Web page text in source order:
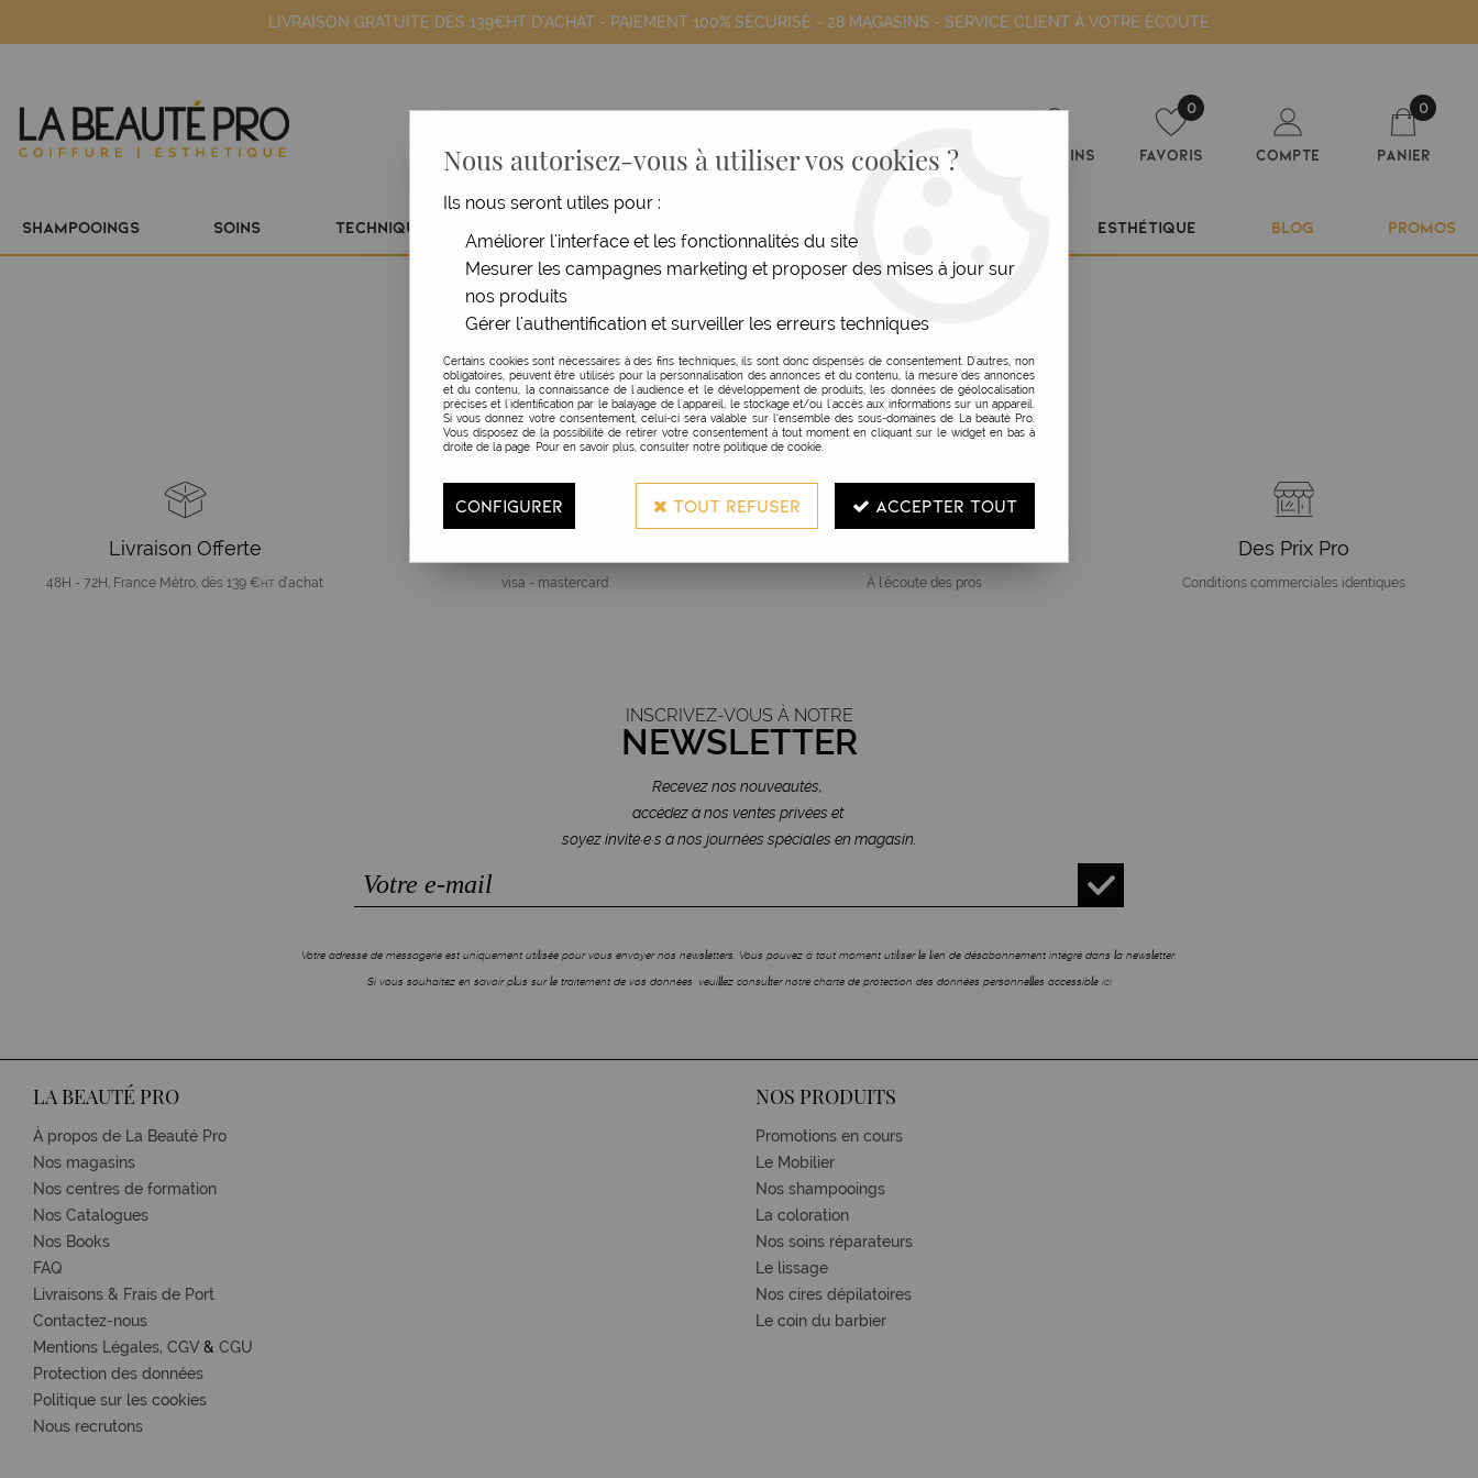
LIVRAISON GRATUITE DÈS 139€HT D'ACHAT - PAIEMENT 100% SÉCURISÉ - 28 MAGASINS - SERVICE CLIENT À VOTRE ÉCOUTE
Magasins
0
Favoris Compte
0
Panier
SHAMPOOINGS SOINS TECHNIQUE ESTHÉTIQUE BLOG PROMOS
Produits de la marque Takumi
Aucune correspondance trouvée
Livraison Offerte
48H - 72H, France Métro, dès 139 € HT d'achat visa - mastercard À l'écoute des pros
Des Prix Pro
Conditions commerciales identiques
INSCRIVEZ-VOUS À NOTRE
NEWSLETTER
Recevez nos nouveautés,
accédez à nos ventes privées et
soyez invité·e·s à nos journées spéciales en magasin.
Votre adresse de messagerie est uniquement utilisée pour vous envoyer nos newsletters. Vous pouvez à tout moment utiliser le lien de désabonnement intégré dans la newsletter.
Si vous souhaitez en savoir plus sur le traitement de vos données, veuillez consulter notre charte de protection des données personnelles accessibleici
LA BEAUTÉ PRO
À propos de La Beauté Pro
Nos magasins
Nos centres de formation
Nos Catalogues
Nos Books
FAQ
Livraisons & Frais de Port
Contactez-nous
Mentions Légales, CGV & CGU
Protection des données
Politique sur les cookies
Nous recrutons
NOS PRODUITS
Promotions en cours
Le Mobilier
Nos shampooings
La coloration
Nos soins réparateurs
Le lissage
Nos cires dépilatoires
Le coin du barbier
Nous autorisez-vous à utiliser vos cookies ?
Ils nous seront utiles pour :
Améliorer l'interface et les fonctionnalités du site
Mesurer les campagnes marketing et proposer des mises à jour sur
nos produits
Gérer l'authentification et surveiller les erreurs techniques
Certains cookies sont nécessaires à des fins techniques, ils sont donc dispensés de consentement. D'autres, non
obligatoires, peuvent être utilisés pour la personnalisation des annonces et du contenu, la mesure des annonces
et du contenu, la connaissance de l'audience et le développement de produits, les données de géolocalisation
précises et l'identification par le balayage de l'appareil, le stockage et/ou l'accès aux informations sur un appareil.
Si vous donnez votre consentement, celui-ci sera valable sur l’ensemble des sous-domaines de La beauté Pro.
Vous disposez de la possibilité de retirer votre consentement à tout moment en cliquant sur le widget en bas à
droite de la page. Pour en savoir plus, consulter notre politique de cookie.
CONFIGURER TOUT REFUSER ACCEPTER TOUT